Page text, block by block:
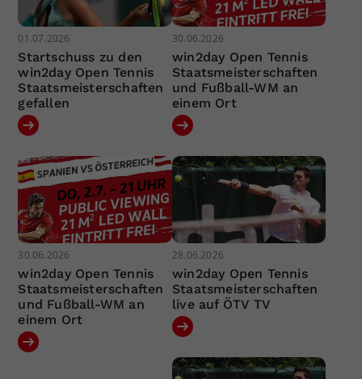
01.07.2026
Startschuss zu den
win2day Open Tennis
Staatsmeisterschaften
gefallen
30.06.2026
win2day Open Tennis
Staatsmeisterschaften
und Fußball-WM an
einem Ort
30.06.2026
win2day Open Tennis
Staatsmeisterschaften
und Fußball-WM an
einem Ort
28.06.2026
win2day Open Tennis
Staatsmeisterschaften
live auf ÖTV TV